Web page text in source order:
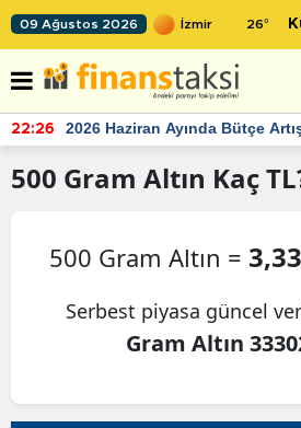
09 Ağustos 2026 26°
22:26 2026 Haziran Ayında Bütçe
500 Gram Altın Kaç
500 Gram Altın =
Serbest piyasa güncel
Gram Altın